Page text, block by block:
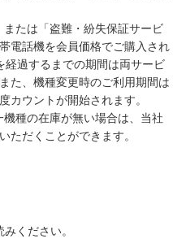
または「盗難・紛失保証サービ
電話機を会員価格でご購入され
経過するまでの期間は両サービ
た、機種変更時のご利用期間は
カウントが開始されます。
種の在庫が無い場合は、当社
ただくことができます。
ください。